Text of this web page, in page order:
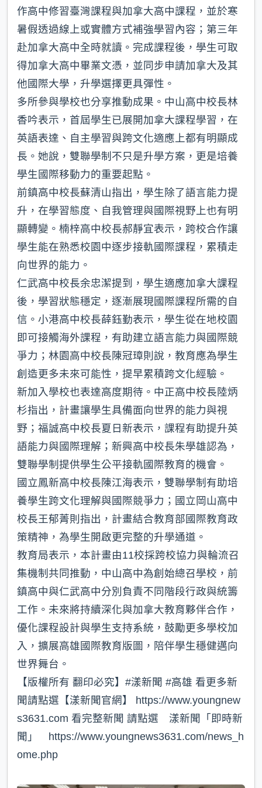
作高中修習臺灣課程與加拿大高中課程，並於寒
暑假透過線上或實體方式補強學習內容；第三年
赴加拿大高中全時就讀。完成課程後，學生可取
得加拿大高中畢業文憑，並同步申請加拿大及其
他國際大學，升學選擇更具彈性。
多所參與學校也分享推動成果。中山高中校長林
香吟表示，首屆學生已展開加拿大課程學習，在
英語表達、自主學習與跨文化適應上都有明顯成
長。她說，雙聯學制不只是升學方案，更是培養
學生國際移動力的重要起點。
前鎮高中校長蘇清山指出，學生除了語言能力提
升，在學習態度、自我管理與國際視野上也有明
顯轉變。楠梓高中校長郝靜宜表示，跨校合作讓
學生能在熟悉校園中逐步接軌國際課程，累積走
向世界的能力。
仁武高中校長余忠潔提到，學生適應加拿大課程
後，學習狀態穩定，逐漸展現國際課程所需的自
信。小港高中校長薛鈺勤表示，學生從在地校園
即可接觸海外課程，有助建立語言能力與國際競
爭力；林園高中校長陳冠璋則說，教育應為學生
創造更多未來可能性，提早累積跨文化經驗。
新加入學校也表達高度期待。中正高中校長陸炳
杉指出，計畫讓學生具備面向世界的能力與視
野；福誠高中校長夏日新表示，課程有助提升英
語能力與國際理解；新興高中校長朱學雄認為，
雙聯學制提供學生公平接軌國際教育的機會。
國立鳳新高中校長陳江海表示，雙聯學制有助培
養學生跨文化理解與國際競爭力；國立岡山高中
校長王郁菁則指出，計畫結合教育部國際教育政
策精神，為學生開啟更完整的升學通道。
教育局表示，本計畫由11校採跨校協力與輪流召
集機制共同推動，中山高中為創始總召學校，前
鎮高中與仁武高中分別負責不同階段行政與統籌
工作。未來將持續深化與加拿大教育夥伴合作，
優化課程設計與學生支持系統，鼓勵更多學校加
入，擴展高雄國際教育版圖，陪伴學生穩健邁向
世界舞台。
【版權所有 翻印必究】#漾新聞 #高雄 看更多新
聞請點選【漾新聞官網】 https://www.youngnew
s3631.com 看完整新聞 請點選 漾新聞「即時新
聞」 https://www.youngnews3631.com/news_h
ome.php